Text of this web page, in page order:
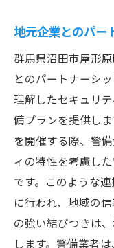
地元企業とのパー
群馬県沼田市屋形
とのパートナーシ
理解したセキュリ
備プランを提供し
を開催する際、警
ィの特性を考慮し
です。このような
に行われ、地域の
の強い結びつきは
します。警備業者